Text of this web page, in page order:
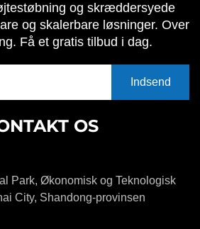
og skræddersyede
og skalerbare løsninger. Over
Få et gratis tilbud i dag.
OS
Park, Økonomisk og Teknologisk
City, Shandong-provinsen